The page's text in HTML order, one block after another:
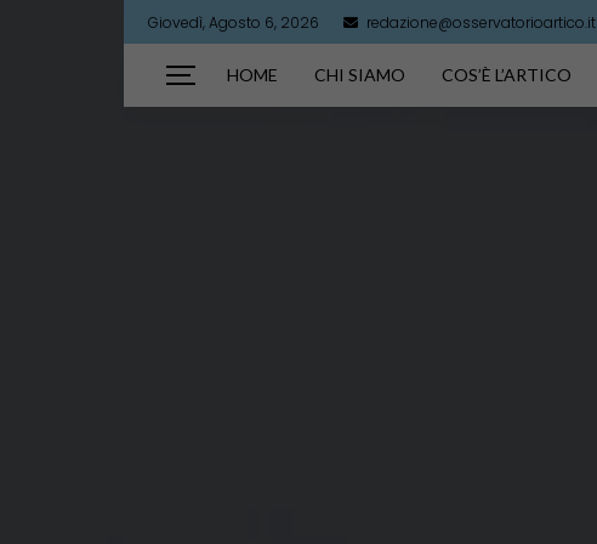
Giovedì, Agosto 6, 2026 redazione@osservatorioartico.it
HOME CHI SIAMO COS’È L’ARTICO